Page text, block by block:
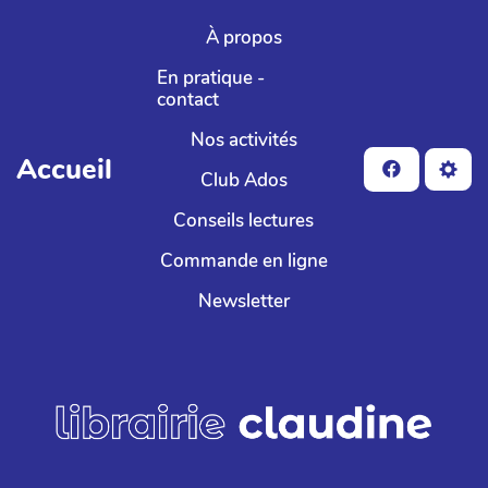
Aller au contenu principal
Accueil
À propos
En pratique -
contact
Nos activités
Club Ados
Conseils lectures
Commande en ligne
Newsletter